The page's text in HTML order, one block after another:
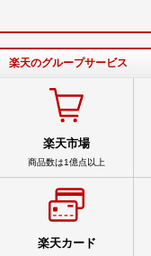
楽天のグループサービス
楽天市場
商品数は1億点以上
楽天カード